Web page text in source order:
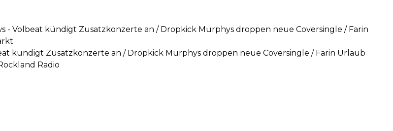
- Volbeat kündigt Zusatzkonzerte an / Dropkick Murphys droppen neue Coversingle / Farin
kündigt Zusatzkonzerte an / Dropkick Murphys droppen neue Coversingle / Farin Urlaub
Radio